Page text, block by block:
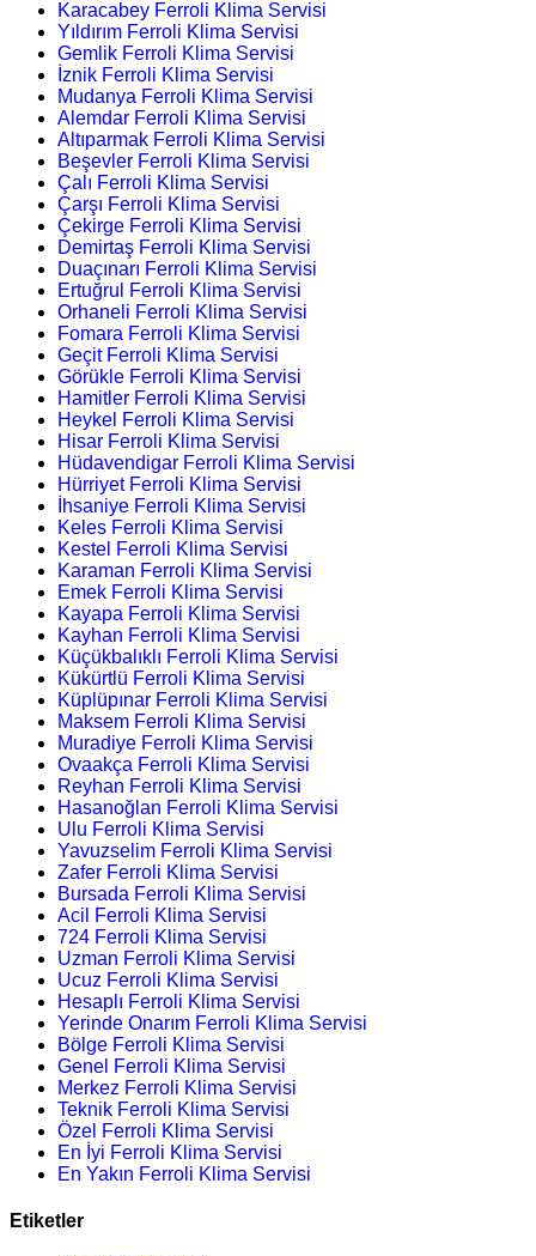
Karacabey Ferroli Klima Servisi
Yıldırım Ferroli Klima Servisi
Gemlik Ferroli Klima Servisi
İznik Ferroli Klima Servisi
Mudanya Ferroli Klima Servisi
Alemdar Ferroli Klima Servisi
Altıparmak Ferroli Klima Servisi
Beşevler Ferroli Klima Servisi
Çalı Ferroli Klima Servisi
Çarşı Ferroli Klima Servisi
Çekirge Ferroli Klima Servisi
Demirtaş Ferroli Klima Servisi
Duaçınarı Ferroli Klima Servisi
Ertuğrul Ferroli Klima Servisi
Orhaneli Ferroli Klima Servisi
Fomara Ferroli Klima Servisi
Geçit Ferroli Klima Servisi
Görükle Ferroli Klima Servisi
Hamitler Ferroli Klima Servisi
Heykel Ferroli Klima Servisi
Hisar Ferroli Klima Servisi
Hüdavendigar Ferroli Klima Servisi
Hürriyet Ferroli Klima Servisi
İhsaniye Ferroli Klima Servisi
Keles Ferroli Klima Servisi
Kestel Ferroli Klima Servisi
Karaman Ferroli Klima Servisi
Emek Ferroli Klima Servisi
Kayapa Ferroli Klima Servisi
Kayhan Ferroli Klima Servisi
Küçükbalıklı Ferroli Klima Servisi
Kükürtlü Ferroli Klima Servisi
Küplüpınar Ferroli Klima Servisi
Maksem Ferroli Klima Servisi
Muradiye Ferroli Klima Servisi
Ovaakça Ferroli Klima Servisi
Reyhan Ferroli Klima Servisi
Hasanoğlan Ferroli Klima Servisi
Ulu Ferroli Klima Servisi
Yavuzselim Ferroli Klima Servisi
Zafer Ferroli Klima Servisi
Bursada Ferroli Klima Servisi
Acil Ferroli Klima Servisi
724 Ferroli Klima Servisi
Uzman Ferroli Klima Servisi
Ucuz Ferroli Klima Servisi
Hesaplı Ferroli Klima Servisi
Yerinde Onarım Ferroli Klima Servisi
Bölge Ferroli Klima Servisi
Genel Ferroli Klima Servisi
Merkez Ferroli Klima Servisi
Teknik Ferroli Klima Servisi
Özel Ferroli Klima Servisi
En İyi Ferroli Klima Servisi
En Yakın Ferroli Klima Servisi
Etiketler